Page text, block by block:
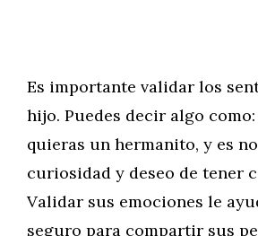
Es importante validar los
hijo. Puedes decir algo
quieras un hermanito, y es
curiosidad y deseo de tener
Validar sus emociones le
seguro para compartir sus